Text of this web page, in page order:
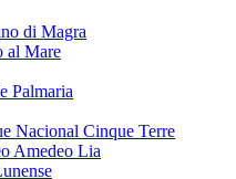
di Magra
al Mare
Palmaria
Nacional Cinque Terre
Amedeo Lia